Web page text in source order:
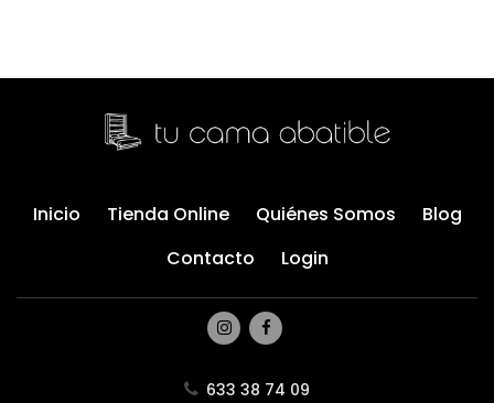
Inicio Tienda Online Quiénes Somos
Blog
Contacto
Login
633 38 74 09